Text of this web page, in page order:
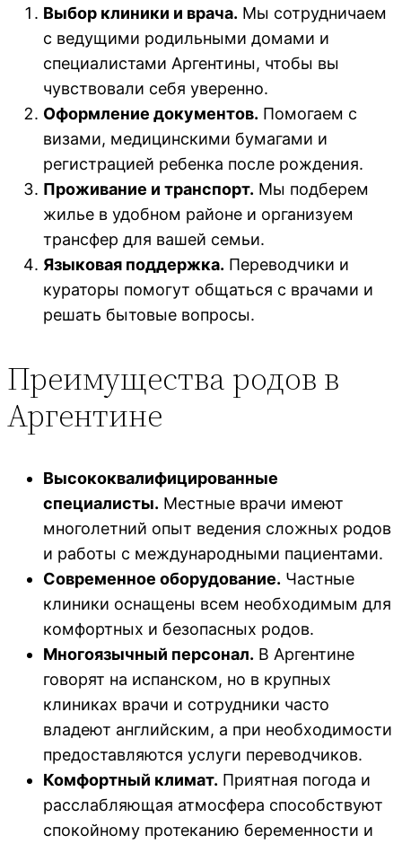
Выбор клиники и врача. Мы сотрудничаем
с ведущими родильными домами и
специалистами Аргентины, чтобы вы
чувствовали себя уверенно.
Оформление документов. Помогаем с
визами, медицинскими бумагами и
регистрацией ребенка после рождения.
Проживание и транспорт. Мы подберем
жилье в удобном районе и организуем
трансфер для вашей семьи.
Языковая поддержка. Переводчики и
кураторы помогут общаться с врачами и
решать бытовые вопросы.
Преимущества родов в
Аргентине
Высококвалифицированные
специалисты. Местные врачи имеют
многолетний опыт ведения сложных родов
и работы с международными пациентами.
Современное оборудование. Частные
клиники оснащены всем необходимым для
комфортных и безопасных родов.
Многоязычный персонал. В Аргентине
говорят на испанском, но в крупных
клиниках врачи и сотрудники часто
владеют английским, а при необходимости
предоставляются услуги переводчиков.
Комфортный климат. Приятная погода и
расслабляющая атмосфера способствуют
спокойному протеканию беременности и